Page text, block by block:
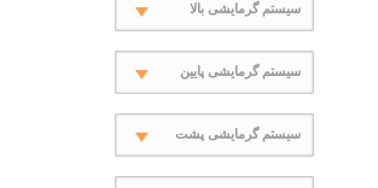
سیستم گرمایشی بالا
سیستم گرمایشی پایین
سیستم گرمایشی پشت